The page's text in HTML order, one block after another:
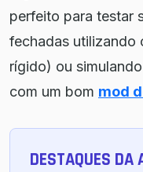
perfeito para testar
fechadas utilizando
rígido) ou
com um bom mod
DESTAQUES